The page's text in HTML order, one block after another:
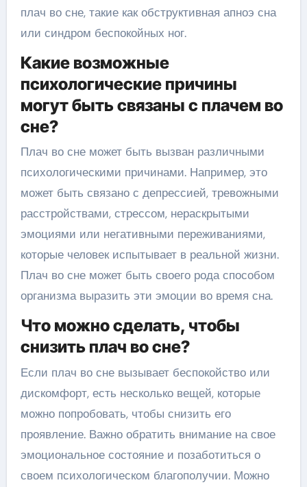
плач во сне, такие как обструктивная апноэ сна
или синдром беспокойных ног.
Какие возможные
психологические причины
могут быть связаны с плачем во
сне?
Плач во сне может быть вызван различными
психологическими причинами. Например, это
может быть связано с депрессией, тревожными
расстройствами, стрессом, нераскрытыми
эмоциями или негативными переживаниями,
которые человек испытывает в реальной жизни.
Плач во сне может быть своего рода способом
организма выразить эти эмоции во время сна.
Что можно сделать, чтобы
снизить плач во сне?
Если плач во сне вызывает беспокойство или
дискомфорт, есть несколько вещей, которые
можно попробовать, чтобы снизить его
проявление. Важно обратить внимание на свое
эмоциональное состояние и позаботиться о
своем психологическом благополучии. Можно